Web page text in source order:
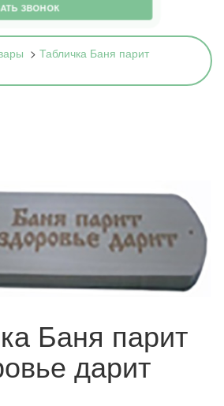
ЗВОНОК
> Табличка Баня парит
Баня парит
дарит